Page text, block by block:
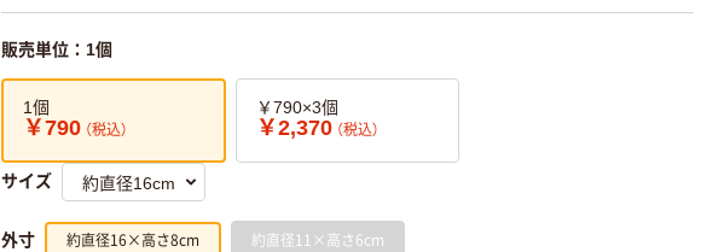
販売単位：1個
1個
￥790 （税込）
￥790×3個
￥2,370 （税込）
サイズ
外寸 約直径16×高さ8cm 約直径11×高さ6cm